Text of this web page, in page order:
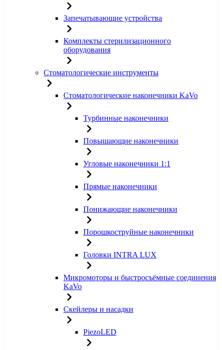
Запечатывающие устройства
Комплекты стерилизационного
оборудования
Стоматологические инструменты
Стоматологические наконечники KaVo
Турбинные наконечники
Повышающие наконечники
Угловые наконечники 1:1
Прямые наконечники
Понижающие наконечники
Порошкоструйные наконечники
Головки INTRA LUX
Микромоторы и быстросъёмные соединения
KaVo
Скейлеры и насадки
PiezoLED